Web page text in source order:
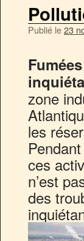
Publié le23
zone
les
ces
n’est
des